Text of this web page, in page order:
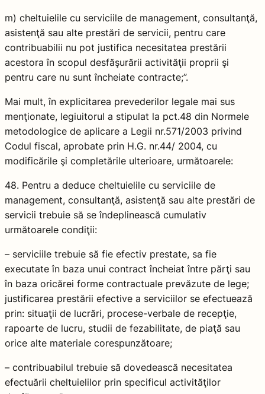
m) cheltuielile cu serviciile de management, consultanţă,
asistenţă sau alte prestări de servicii, pentru care
contribuabilii nu pot justifica necesitatea prestării
acestora în scopul desfăşurării activităţii proprii şi
pentru care nu sunt încheiate contracte;”.
Mai mult, în explicitarea prevederilor legale mai sus
menţionate, legiuitorul a stipulat la pct.48 din Normele
metodologice de aplicare a Legii nr.571/2003 privind
Codul fiscal, aprobate prin H.G. nr.44/ 2004, cu
modificările şi completările ulterioare, următoarele:
48. Pentru a deduce cheltuielile cu serviciile de
management, consultanţă, asistenţă sau alte prestări de
servicii trebuie să se îndeplinească cumulativ
următoarele condiţii:
– serviciile trebuie să fie efectiv prestate, sa fie
executate în baza unui contract încheiat între părţi sau
în baza oricărei forme contractuale prevăzute de lege;
justificarea prestării efective a serviciilor se efectuează
prin: situaţii de lucrări, procese-verbale de recepţie,
rapoarte de lucru, studii de fezabilitate, de piaţă sau
orice alte materiale corespunzătoare;
– contribuabilul trebuie să dovedească necesitatea
efectuării cheltuielilor prin specificul activităţilor